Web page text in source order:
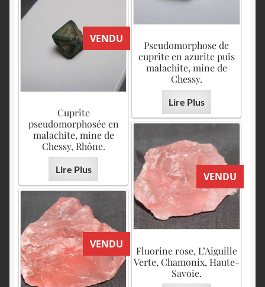
Pseudomorphose de
cuprite en azurite puis
malachite, mine de
Chessy.
Lire Plus
VENDU
Cuprite
pseudomorphosée en
malachite, mine de
Chessy, Rhône.
Lire Plus
VENDU
Fluorine rose, L’Aiguille
Verte, Chamonix, Haute-
Savoie.
VENDU